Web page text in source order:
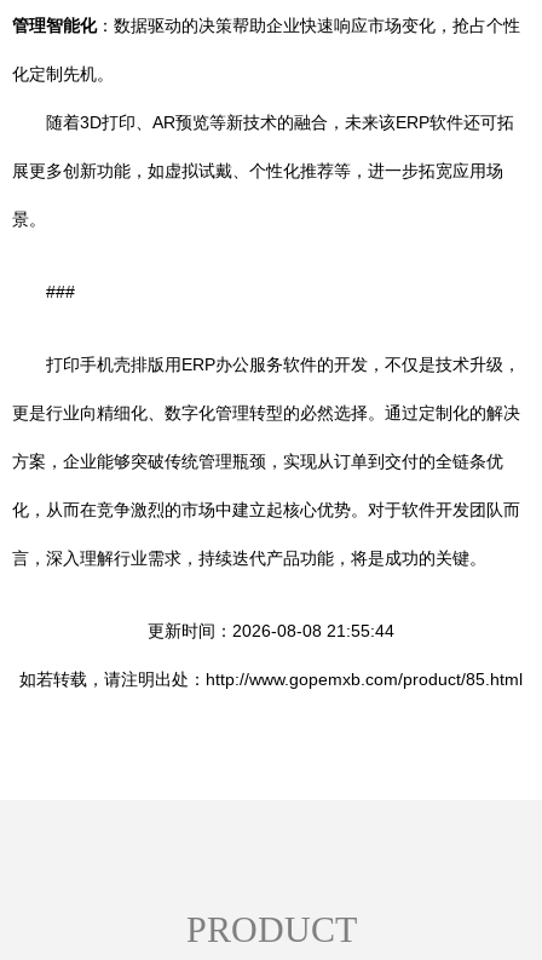
管理智能化：数据驱动的决策帮助企业快速响应市场变化，抢占个性
化定制先机。
随着3D打印、AR预览等新技术的融合，未来该ERP软件还可拓
展更多创新功能，如虚拟试戴、个性化推荐等，进一步拓宽应用场
景。
###
打印手机壳排版用ERP办公服务软件的开发，不仅是技术升级，
更是行业向精细化、数字化管理转型的必然选择。通过定制化的解决
方案，企业能够突破传统管理瓶颈，实现从订单到交付的全链条优
化，从而在竞争激烈的市场中建立起核心优势。对于软件开发团队而
言，深入理解行业需求，持续迭代产品功能，将是成功的关键。
更新时间：2026-08-08 21:55:44
如若转载，请注明出处：http://www.gopemxb.com/product/85.html
PRODUCT